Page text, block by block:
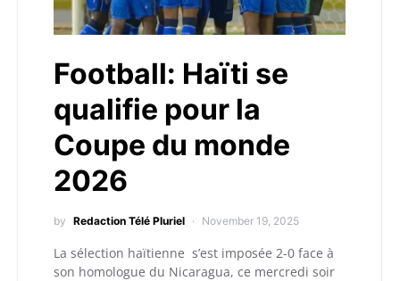
Football: Haïti se
qualifie pour la
Coupe du monde
2026
by Redaction Télé Pluriel November 19, 2025
La sélection haïtienne s’est imposée 2-0 face à
son homologue du Nicaragua, ce mercredi soir